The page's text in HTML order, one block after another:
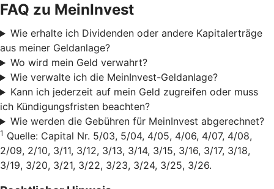
FAQ zu MeinInvest
Wie erhalte ich Dividenden oder andere Kapitalerträge
aus meiner Geldanlage?
Wo wird mein Geld verwahrt?
Wie verwalte ich die MeinInvest-Geldanlage?
Kann ich jederzeit auf mein Geld zugreifen oder muss
ich Kündigungsfristen beachten?
Wie werden die Gebühren für MeinInvest abgerechnet?
1 Quelle: Capital Nr. 5/03, 5/04, 4/05, 4/06, 4/07, 4/08,
2/09, 2/10, 3/11, 3/12, 3/13, 3/14, 3/15, 3/16, 3/17, 3/18,
3/19, 3/20, 3/21, 3/22, 3/23, 3/24, 3/25, 3/26.